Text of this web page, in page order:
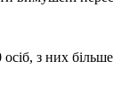
з них